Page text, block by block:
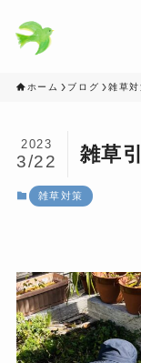
ホーム ブログ 雑草対
雑草
2023
3/22
雑草対策